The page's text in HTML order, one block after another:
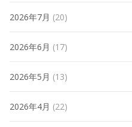
2026年7月 (20)
2026年6月 (17)
2026年5月 (13)
2026年4月 (22)